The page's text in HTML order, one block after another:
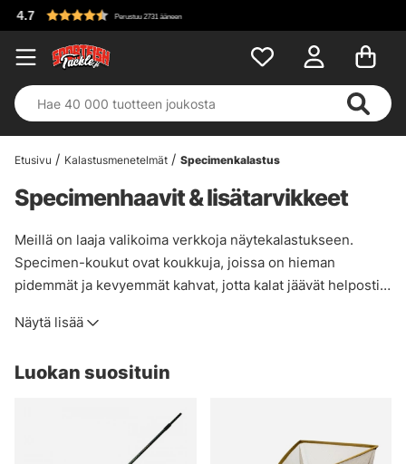
Etusivu Kalastusmenetelmät Specimenkalastus
Specimenhaavit & lisätarvikkeet
Meillä on laaja valikoima verkkoja näytekalastukseen.
Specimen-koukut ovat koukkuja, joissa on hieman
pidemmät ja kevyemmät kahvat, jotta kalat jäävät helposti
kalojen herkkä limakerros ei vahingoitu. Löysät verkot ja
kuten Drennan, Fox, Sensas, Prologic ja Korum.
Näytä lisää
Luokan suosituin